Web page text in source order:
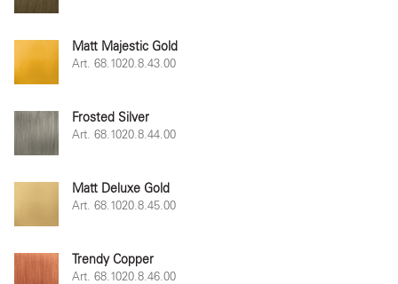
Matt Majestic Gold
Art. 68.1020.8.43.00
Frosted Silver
Art. 68.1020.8.44.00
Matt Deluxe Gold
Art. 68.1020.8.45.00
Trendy Copper
Art. 68.1020.8.46.00